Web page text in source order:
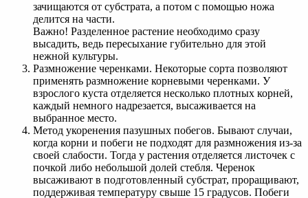
зачищаются от субстрата, а потом с помощью ножа
делится на части.
Важно! Разделенное растение необходимо сразу
высадить, ведь пересыхание губительно для этой
нежной культуры.
Размножение черенками. Некоторые сорта позволяют
применять размножение корневыми черенками. У
взрослого куста отделяется несколько плотных корней,
каждый немного надрезается, высаживается на
выбранное место.
Метод укоренения пазушных побегов. Бывают случаи,
когда корни и побеги не подходят для размножения из-за
своей слабости. Тогда у растения отделяется листочек с
почкой либо небольшой долей стебля. Черенок
высаживают в подготовленный субстрат, проращивают,
поддерживая температуру свыше 15 градусов. Побеги